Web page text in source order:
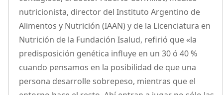
nutricionista, director del Instituto Argentino de
Alimentos y Nutrición (IAAN) y de la Licenciatura en
Nutrición de la Fundación Isalud, refirió que «la
predisposición genética influye en un 30 ó 40 %
cuando pensamos en la posibilidad de que una
persona desarrolle sobrepeso, mientras que el